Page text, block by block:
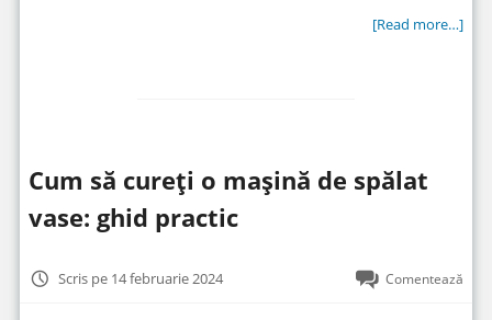
[Read more…]
Cum să cureți o mașină de spălat
vase: ghid practic
Scris pe 14 februarie 2024 Comentează